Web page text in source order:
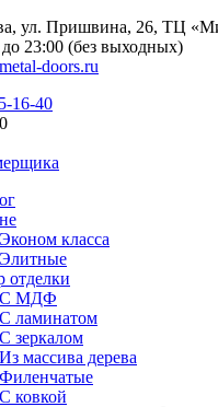
ул. Пришвина, 26, ТЦ
до 23:00 (без выходных)
doors.ru
16-40
Эконом класса
Элитные
отделки
С МДФ
С ламинатом
С зеркалом
Из массива дерева
Филенчатые
С ковкой